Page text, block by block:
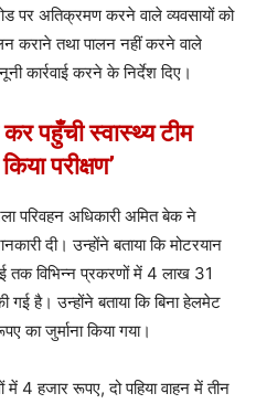
पर अतिक्रमण करने वाले व्यवसायों को
कराने तथा पालन नहीं करने वाले
कार्रवाई करने के निर्देश दिए।
कर पहुँची स्वास्थ्य टीम
परीक्षण’
परिवहन अधिकारी अमित बेक ने
दी। उन्होंने बताया कि मोटरयान
तक विभिन्न प्रकरणों में 4 लाख 31
गई है। उन्होंने बताया कि बिना हेलमेट
जुर्माना किया गया।
4 हजार रूपए, दो पहिया वाहन में तीन